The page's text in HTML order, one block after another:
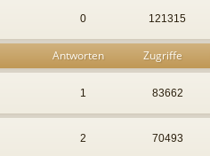
0 121315
Antworten Zugriffe
1 83662
2 70493